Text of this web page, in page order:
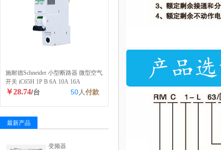
施耐德Schneider 小型断路器 微型空气
开关 iC65H 1P B 6A 10A 16A
￥28.74/台 50人付款
最新产品
变频器